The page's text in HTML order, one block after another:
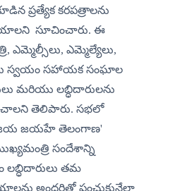
ప్రత్యేక కరపత్రాలను
సూచించారు. ఈ
ఎమ్మెల్సీలు, ఎమ్మెల్యేలు,
స్వయం సహాయక సంఘాల
మరియు లబ్ధిదారులను
తెలిపారు. సభలో
'జయ జయహే తెలంగాణ'
సందేశాన్ని
లబ్ధిదారులు తమ
అందరితో పంచుకునేలా